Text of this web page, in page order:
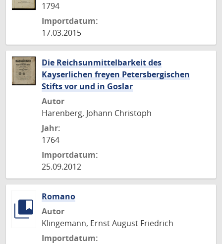
1794
Importdatum:
17.03.2015
Die Reichsunmittelbarkeit des
Kayserlichen freyen Petersbergischen
Stifts vor und in Goslar
Autor
Harenberg, Johann Christoph
Jahr:
1764
Importdatum:
25.09.2012
Romano
Autor
Klingemann, Ernst August Friedrich
Importdatum: